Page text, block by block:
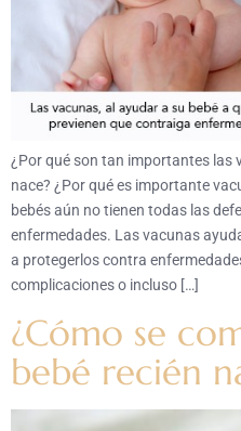
¿Por qué son tan importantes las
nace? ¿Por qué es importante
bebés aún no tienen todas las
enfermedades. Las vacunas
a protegerlos contra
complicaciones o incluso […]
¿Cómo se
bebé recién